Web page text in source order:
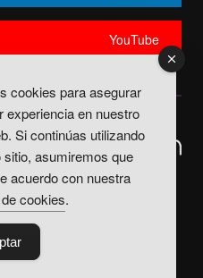
YouTube
Todos los derechos
cookies para asegurar
experiencia en nuestro
Si continúas utilizando
sitio, asumiremos que
acuerdo con nuestra
cookies.